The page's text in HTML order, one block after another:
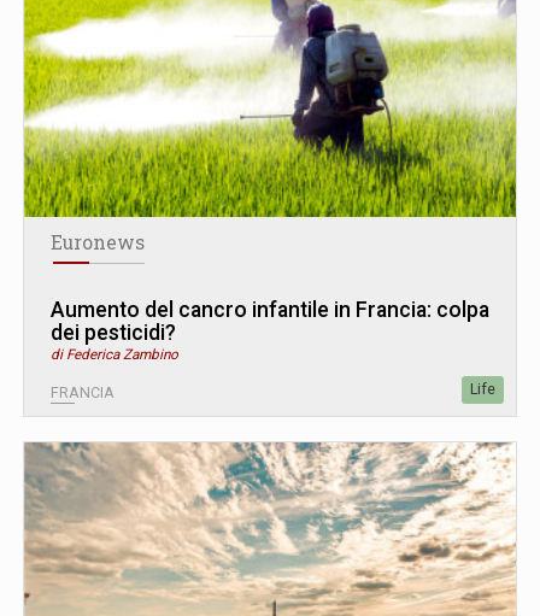
Euronews
Aumento del cancro infantile in Francia: colpa
dei pesticidi?
di Federica Zambino
FRANCIA Life